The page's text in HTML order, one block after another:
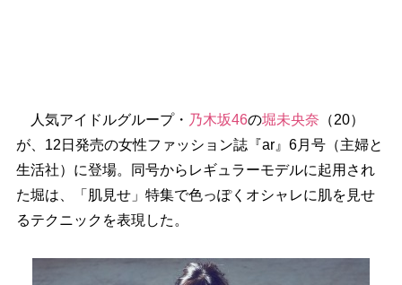
人気アイドルグループ・ 乃木坂46の堀未央奈 （20）
が、12日発売の女性ファッション誌『ar』6月号（主婦と
生活社）に登場。同号からレギュラーモデルに起用され
た堀は、「肌見せ」特集で色っぽくオシャレに肌を見せ
るテクニックを表現した。